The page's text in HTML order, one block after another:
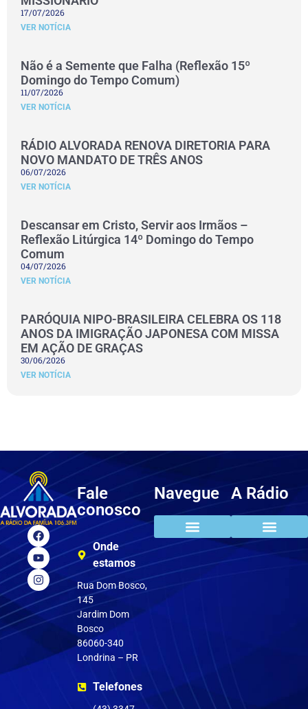
17/07/2026
VER NOTÍCIA
Não é a Semente que Falha (Reflexão 15º
Domingo do Tempo Comum)
11/07/2026
VER NOTÍCIA
RÁDIO ALVORADA RENOVA DIRETORIA PARA
NOVO MANDATO DE TRÊS ANOS
06/07/2026
VER NOTÍCIA
Descansar em Cristo, Servir aos Irmãos –
Reflexão Litúrgica 14º Domingo do Tempo
Comum
04/07/2026
VER NOTÍCIA
PARÓQUIA NIPO-BRASILEIRA CELEBRA OS 118
ANOS DA IMIGRAÇÃO JAPONESA COM MISSA
EM AÇÃO DE GRAÇAS
30/06/2026
VER NOTÍCIA
Fale
conosco
Onde
estamos
Rua Dom Bosco,
145
Jardim Dom
Bosco
86060-340
Londrina – PR
Telefones
Navegue A Rádio